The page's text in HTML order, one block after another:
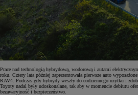
Prace nad technologią hybrydową, wodorową i autami
roku. Cztery lata później zaprezentowała pierwsze auto
RAV4. Podczas gdy hybrydy weszły do codziennego użytku i
Toyoty nadal były udoskonalane, tak aby w momencie debiutu
bezawaryjność i bezpieczeństwo.